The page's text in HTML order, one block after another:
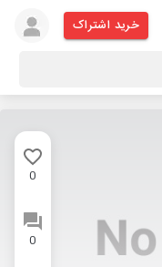
خرید اشتراک
0
0